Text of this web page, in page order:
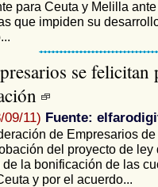
para Ceuta y Melilla
que impiden su
se
09/11) Fuente:
de Empresarios
del proyecto de
la bonificación de las
y por el acuerdo...